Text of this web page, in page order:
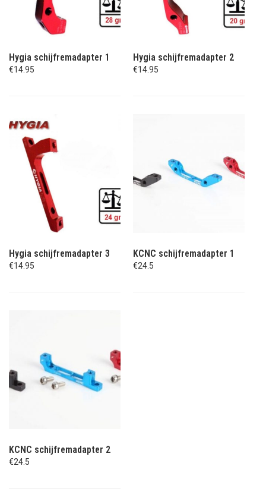
Hygia schijfremadapter 1
€14.95
Hygia schijfremadapter 2
€14.95
Hygia schijfremadapter 3
€14.95
KCNC schijfremadapter 1
€24.5
KCNC schijfremadapter 2
€24.5